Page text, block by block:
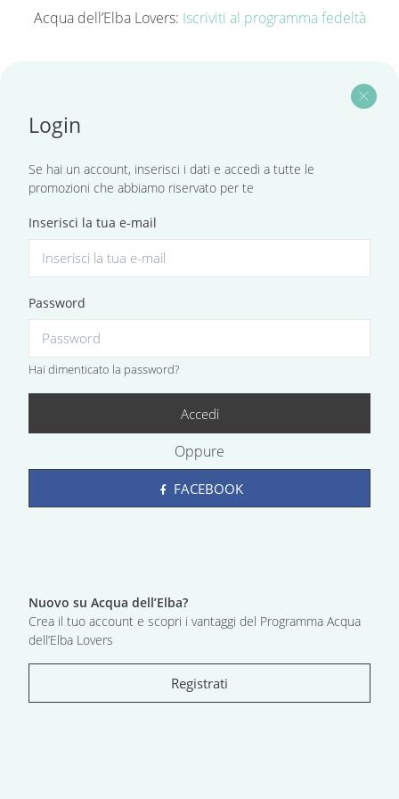
Acqua dell’Elba Lovers: Iscriviti al programma fedeltà
close
Login
Se hai un account, inserisci i dati e accedi a tutte le
promozioni che abbiamo riservato per te
Inserisci la tua e-mail
Password
Hai dimenticato la password?
Accedi
Oppure
FACEBOOK
Nuovo su Acqua dell’Elba?
Crea il tuo account e scopri i vantaggi del Programma Acqua
dell’Elba Lovers
Registrati